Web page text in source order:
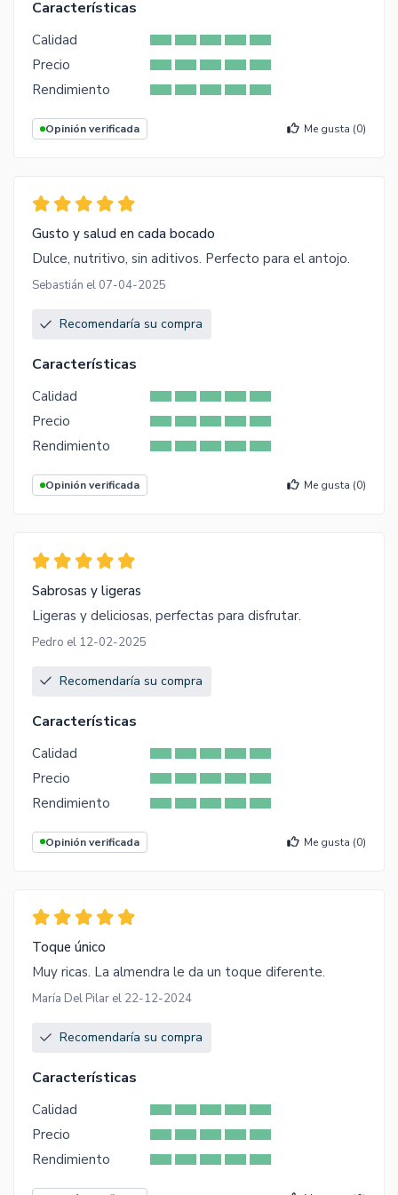
Características
Calidad
Precio
Rendimiento
Opinión verificada Me gusta (0)
Gusto y salud en cada bocado
Dulce, nutritivo, sin aditivos. Perfecto para el antojo.
Sebastián el 07-04-2025
Recomendaría su compra
Características
Calidad
Precio
Rendimiento
Opinión verificada Me gusta (0)
Sabrosas y ligeras
Ligeras y deliciosas, perfectas para disfrutar.
Pedro el 12-02-2025
Recomendaría su compra
Características
Calidad
Precio
Rendimiento
Opinión verificada Me gusta (0)
Toque único
Muy ricas. La almendra le da un toque diferente.
María Del Pilar el 22-12-2024
Recomendaría su compra
Características
Calidad
Precio
Rendimiento